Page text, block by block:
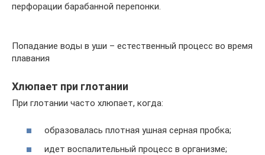
перфорации барабанной перепонки.
Попадание воды в уши – естественный процесс во время
плавания
Хлюпает при глотании
При глотании часто хлюпает, когда:
образовалась плотная ушная серная пробка;
идет воспалительный процесс в организме;